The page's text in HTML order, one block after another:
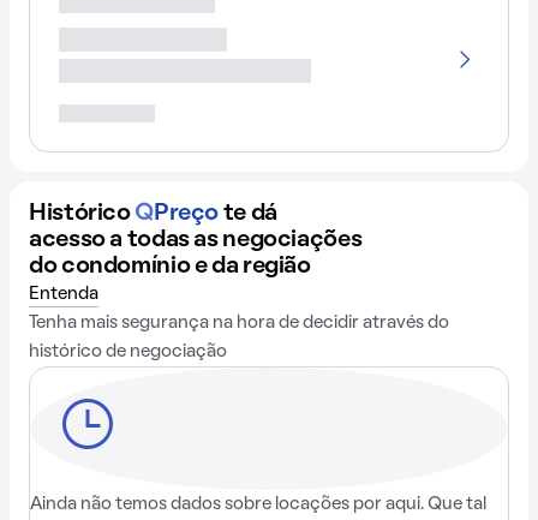
Histórico QPreço te dá
acesso a todas as negociações
do condomínio e da região
Entenda
Tenha mais segurança na hora de decidir através do
histórico de negociação
Ainda não temos dados sobre locações por aqui. Que tal